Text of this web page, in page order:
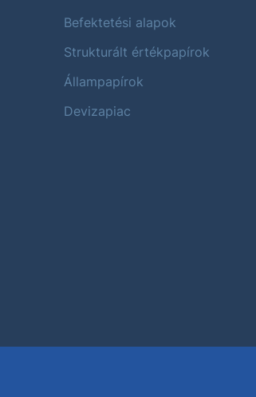
Befektetési alapok
Strukturált értékpapírok
Állampapírok
Devizapiac